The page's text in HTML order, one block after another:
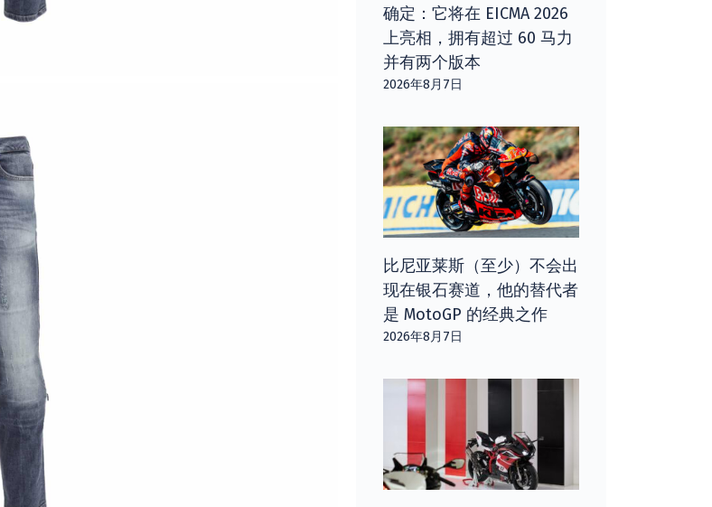
确定：它将在 EICMA 2026
上亮相，拥有超过 60 马力
并有两个版本
2026年8月7日
比尼亚莱斯（至少）不会出
现在银石赛道，他的替代者
是 MotoGP 的经典之作
2026年8月7日